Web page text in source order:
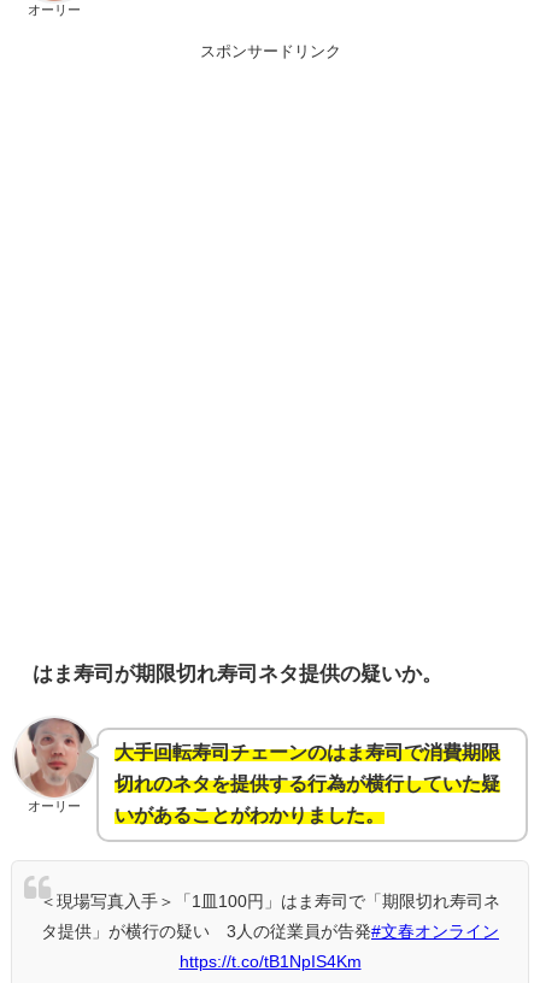
オーリー
スポンサードリンク
はま寿司が期限切れ寿司ネタ提供の疑いか。
オーリー
大手回転寿司チェーンのはま寿司で消費期限
切れのネタを提供する行為が横行していた疑
いがあることがわかりました。
＜現場写真入手＞「1皿100円」はま寿司で「期限切れ寿司ネ
タ提供」が横行の疑い 3人の従業員が告発#文春オンライン
https://t.co/tB1NpIS4Km